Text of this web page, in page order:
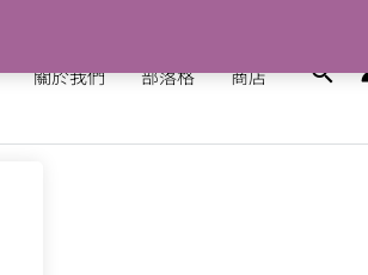
關於我們 部落格 商店
搜